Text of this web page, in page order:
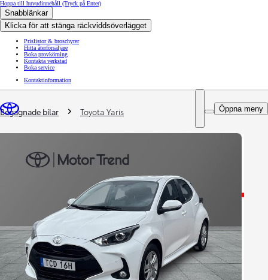
Hoppa till huvudinnehåll (Tryck på Enter)
Snabblänkar
Klicka för att stänga räckviddsöverlägget
Prislistor & broschyrer
Hitta återförsäljare
Boka provkörning
Kontakta verkstad
Boka service
Kontaktinformation
Öppna meny
You are here
Begagnade bilar Toyota Yaris